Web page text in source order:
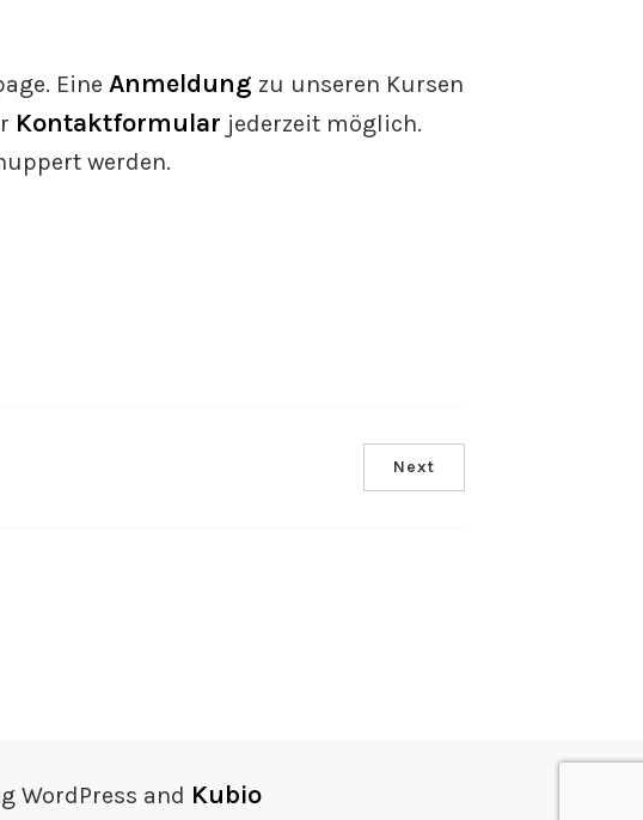
EineAnmeldung zu unseren Kursen
Kontaktformular jederzeit möglich.
werden.
Next
WordPress and Kubio